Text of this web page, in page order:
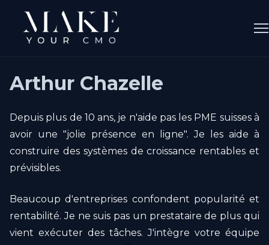
Arthur Chazelle
Depuis plus de 10 ans, je n'aide pas les PME suisses à
avoir une "jolie présence en ligne". Je les aide à
construire des systèmes de croissance rentables et
prévisibles.
Beaucoup d'entreprises confondent popularité et
rentabilité. Je ne suis pas un prestataire de plus qui
vient exécuter des tâches. J'intègre votre équipe